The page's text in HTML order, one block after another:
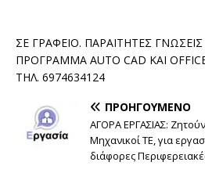
ΣΕ ΓΡΑΦΕΙΟ. ΠΑΡΑΙΤΗΤΕΣ ΓΝΩΣΕΙΣ
ΠΡΟΓΡΑΜΜΑ AUTO CAD ΚΑΙ
ΤΗΛ. 6974634124
ΠΡΟΗΓΟΎΜΕΝΟ
ΑΓΟΡΑ ΕΡΓΑΣΙΑΣ:
Μηχανικοί ΤΕ, για
διάφορες